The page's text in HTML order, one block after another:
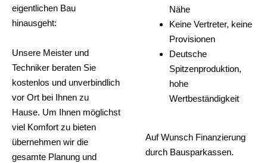
eigentlichen Bau
hinausgeht:
Unsere Meister und
Techniker beraten Sie
kostenlos und unverbindlich
vor Ort bei Ihnen zu
Hause. Um Ihnen möglichst
viel Komfort zu bieten
übernehmen wir die
gesamte Planung und
Nähe
Keine Vertreter, keine
Provisionen
Deutsche
Spitzenproduktion,
hohe
Wertbeständigkeit
Auf Wunsch Finanzierung
durch Bausparkassen.